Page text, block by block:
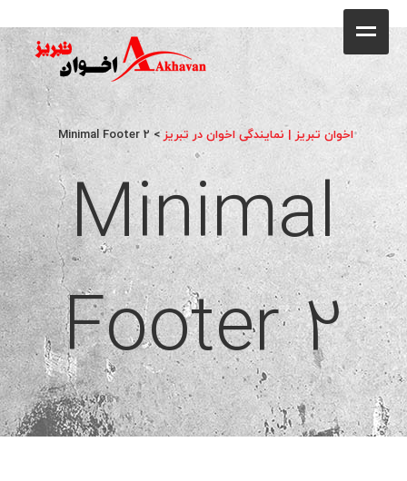
فروشگاه
محصولات
جشنواره فروش ویژه
کاتالوگ
گالری
وبلاگ
تماس با ما
اخوان تبریز | نمایندگی اخوان در تبریز>
Minimal Footer 2
Minimal
Footer 2